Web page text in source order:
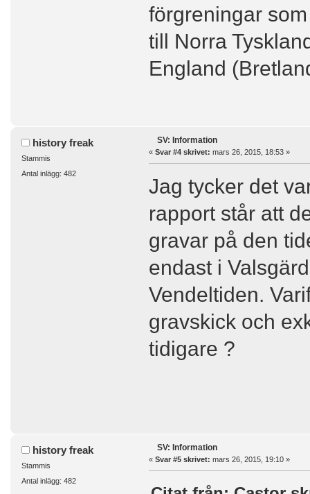
förgreningar
till Norra
England
history freak
Stammis
Antal inlägg: 482
SV: Information
« Svar #4 skrivet: mars 26, 2015, 18:53 »
Jag tycker det
rapport står att
gravar på den
endast i
Vendeltiden.
gravskick och
tidigare ?
history freak
Stammis
Antal inlägg: 482
SV: Information
« Svar #5 skrivet: mars 26, 2015, 19:10 »